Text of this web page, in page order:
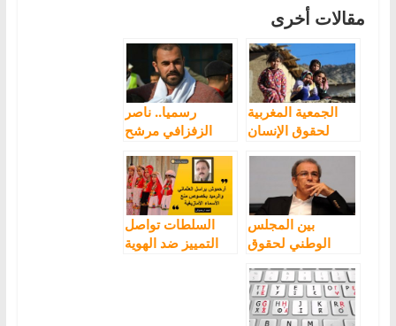
مقالات أخرى
الجمعية المغربية
لحقوق الإنسان
عن وضع الأطفال
بالمغرب
رسميا.. ناصر
الزفزافي مرشح
هافل” لحقوق
الإنسان
بين المجلس
الوطني لحقوق
العلمي الأعلى
السلطات تواصل
التمييز ضد الهوية